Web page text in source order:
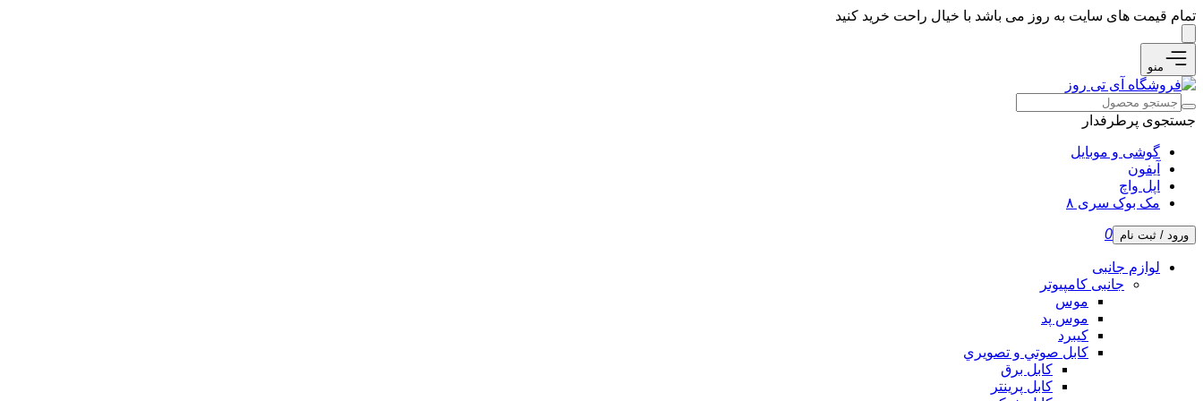
تمام قیمت های سایت به روز می باشد با خیال راحت خرید کنید
منو
جستجوی پرطرفدار
گوشی و موبایل
آیفون
اپل واچ
مک بوک سری ۸
ورود / ثبت نام 0
لوازم جانبی
جانبی کامپیوتر
موس
موس پد
کیبرد
كابل صوتي و تصويري
کابل برق
کابل پرینتر